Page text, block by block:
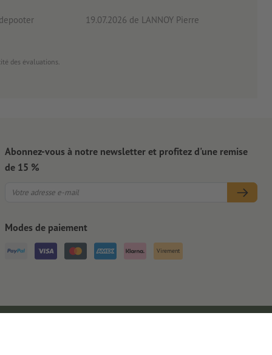
19.07.2026 de LANNOY Pierre
des évaluations.
Abonnez-vous à notre newsletter et profitez d'une remise
de 15 %
Modes de paiement
Virement